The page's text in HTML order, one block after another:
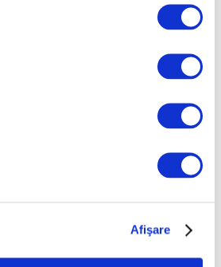
Afişare
lui Brâncuși, în expoziție